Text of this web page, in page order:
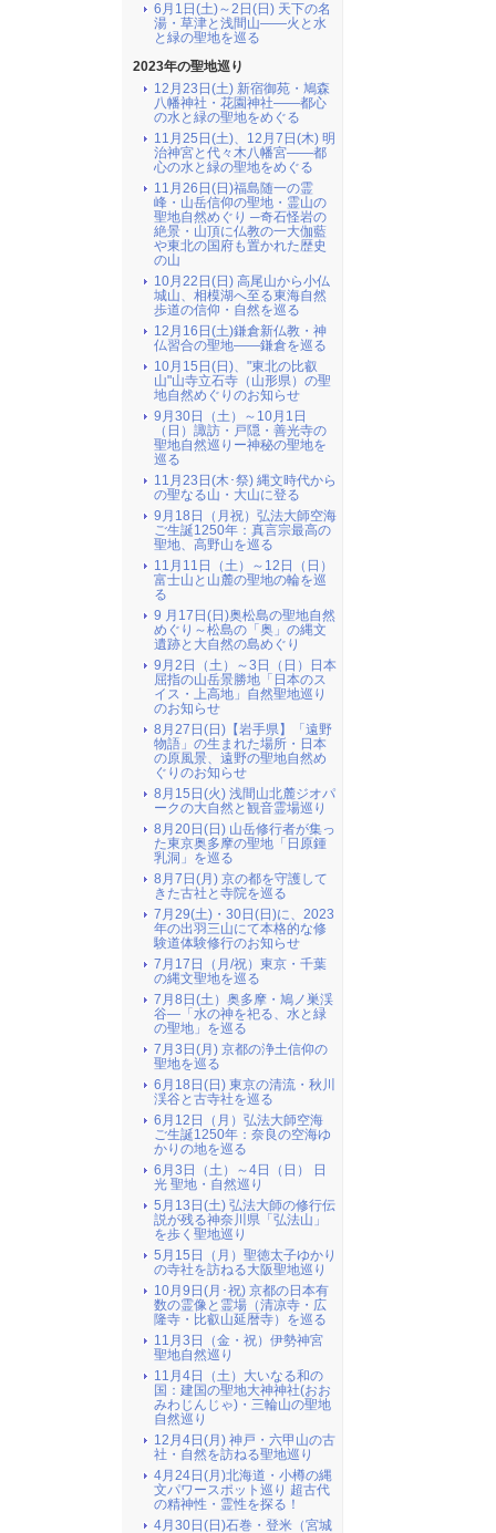
6月1日(土)～2日(日) 天下の名
湯・草津と浅間山――火と水
と緑の聖地を巡る
2023年の聖地巡り
12月23日(土) 新宿御苑・鳩森
八幡神社・花園神社――都心
の水と緑の聖地をめぐる
11月25日(土)、12月7日(木) 明
治神宮と代々木八幡宮――都
心の水と緑の聖地をめぐる
11月26日(日)福島随一の霊
峰・山岳信仰の聖地・霊山の
聖地自然めぐり ─奇石怪岩の
絶景・山頂に仏教の一大伽藍
や東北の国府も置かれた歴史
の山
10月22日(日) 高尾山から小仏
城山、相模湖へ至る東海自然
歩道の信仰・自然を巡る
12月16日(土)鎌倉新仏教・神
仏習合の聖地――鎌倉を巡る
10月15日(日)、"東北の比叡
山"山寺立石寺（山形県）の聖
地自然めぐりのお知らせ
9月30日（土）～10月1日
（日）諏訪・戸隠・善光寺の
聖地自然巡りー神秘の聖地を
巡る
11月23日(木･祭) 縄文時代から
の聖なる山・大山に登る
9月18日（月祝）弘法大師空海
ご生誕1250年：真言宗最高の
聖地、高野山を巡る
11月11日（土）～12日（日）
富士山と山麓の聖地の輪を巡
る
9 月17日(日)奥松島の聖地自然
めぐり～松島の「奥」の縄文
遺跡と大自然の島めぐり
9月2日（土）～3日（日）日本
屈指の山岳景勝地「日本のス
イス・上高地」自然聖地巡り
のお知らせ
8月27日(日)【岩手県】「遠野
物語」の生まれた場所・日本
の原風景、遠野の聖地自然め
ぐりのお知らせ
8月15日(火) 浅間山北麓ジオパ
ークの大自然と観音霊場巡り
8月20日(日) 山岳修行者が集っ
た東京奥多摩の聖地「日原鍾
乳洞」を巡る
8月7日(月) 京の都を守護して
きた古社と寺院を巡る
7月29(土)・30日(日)に、2023
年の出羽三山にて本格的な修
験道体験修行のお知らせ
7月17日（月/祝）東京・千葉
の縄文聖地を巡る
7月8日(土）奥多摩・鳩ノ巣渓
谷―「水の神を祀る、水と緑
の聖地」を巡る
7月3日(月) 京都の浄土信仰の
聖地を巡る
6月18日(日) 東京の清流・秋川
渓谷と古寺社を巡る
6月12日（月）弘法大師空海
ご生誕1250年：奈良の空海ゆ
かりの地を巡る
6月3日（土）～4日（日） 日
光 聖地・自然巡り
5月13日(土) 弘法大師の修行伝
説が残る神奈川県「弘法山」
を歩く聖地巡り
5月15日（月）聖徳太子ゆかり
の寺社を訪ねる大阪聖地巡り
10月9日(月･祝) 京都の日本有
数の霊像と霊場（清凉寺・広
隆寺・比叡山延暦寺）を巡る
11月3日（金・祝）伊勢神宮
聖地自然巡り
11月4日（土）大いなる和の
国：建国の聖地大神神社(おお
みわじんじゃ)・三輪山の聖地
自然巡り
12月4日(月) 神戸・六甲山の古
社・自然を訪ねる聖地巡り
4月24日(月)北海道・小樽の縄
文パワースポット巡り 超古代
の精神性・霊性を探る！
4月30日(日)石巻・登米（宮城